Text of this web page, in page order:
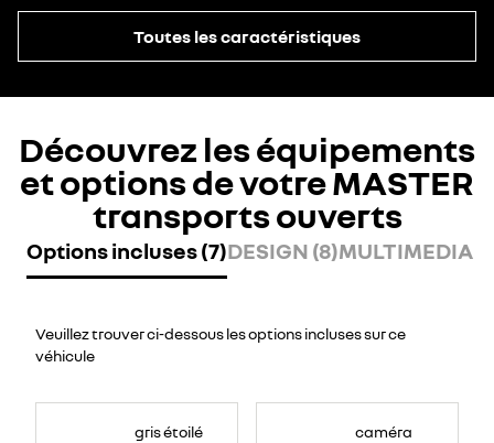
Toutes les caractéristiques
Découvrez les équipements
et options de votre MASTER
transports ouverts
Options incluses (7)DESIGN (8)MULTIMEDIA
Veuillez trouver ci-dessous les options incluses sur ce
véhicule
gris étoilé
caméra